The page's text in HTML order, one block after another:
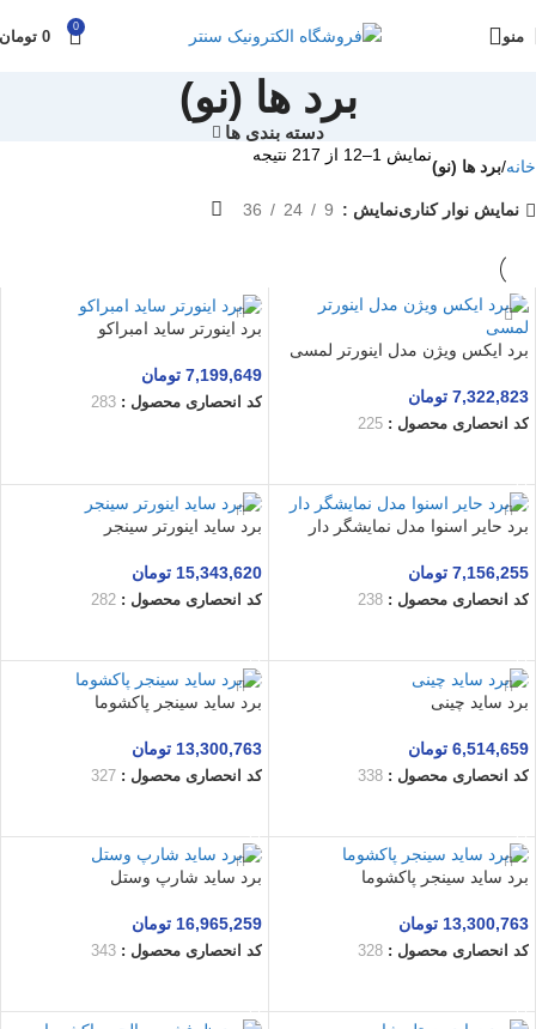
منو
0
0 تومان
برد ها (نو)
دسته بندی ها
خانه برد ها (نو)
نمایش 1–12 از 217 نتیجه
نمایش نوار کنارینمایش 9
24
36
برد ایکس ویژن مدل اینورتر لمسی
7,322,823 تومان
کد انحصاری محصول : 225
برد اینورتر ساید امبراکو
7,199,649 تومان
کد انحصاری محصول :283
برد حایر اسنوا مدل نمایشگر دار
7,156,255 تومان
کد انحصاری محصول : 238
برد ساید اینورتر سینجر
15,343,620 تومان
کد انحصاری محصول :282
برد ساید چینی
6,514,659 تومان
کد انحصاری محصول : 338
برد ساید سینجر پاکشوما
13,300,763 تومان
کد انحصاری محصول :327
برد ساید سینجر پاکشوما
13,300,763 تومان
کد انحصاری محصول : 328
برد ساید شارپ وستل
16,965,259 تومان
کد انحصاری محصول :343